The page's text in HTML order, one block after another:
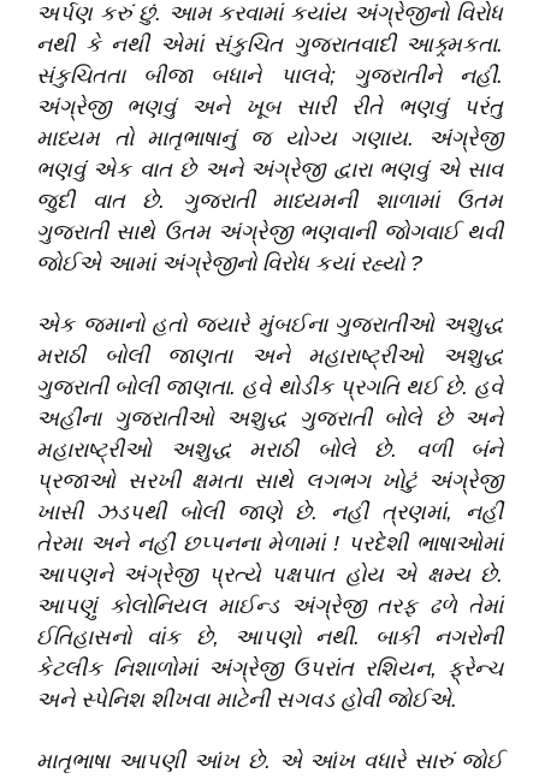
અર્પણ કરું છું. આમ કરવામાં કયાંય અંગ્રેજીનો વિરોધ
નથી કે નથી એમાં સંકુચિત ગુજરાતવાદી આક્ર્મકતા.
સંકુચિતતા બીજા બધાને પાલવે; ગુજરાતીને નહીં.
અંગ્રેજી ભણવું અને ખૂબ સારી રીતે ભણવું પરંતુ
માધ્યમ તો માતૃભાષાનું જ યોગ્ય ગણાય.
અંગ્રેજી
ભણવું એક વાત છે અને અંગ્રેજી દ્વારા ભણવું એ સાવ
જુદી વાત છે.
ગુજરાતી માધ્યમની શાળામાં ઉતમ
ગુજરાતી સાથે ઉતમ અંગ્રેજી ભણવાની જોગવાઈ થવી
જોઈએ આમાં અંગ્રેજીનો વિરોધ કયાં રહ્યો ?
એક જમાનો હતો જયારે મુંબઈના ગુજરાતીઓ અશુદ્ધ
મરાઠી બોલી જાણતા અને મહારાષ્ટ્રીઓ અશુદ્ધ
ગુજરાતી બોલી જાણતા. હવે થોડીક પ્રગતિ થઈ છે. હવે
અહીંના ગુજરાતીઓ અશુદ્ધ ગુજરાતી બોલે છે અને
મહારાષ્ટ્રીઓ અશુદ્ધ મરાઠી બોલે છે.
વળી બંને
પ્રજાઓ સરખી ક્ષમતા સાથે લગભગ ખોટું અંગ્રેજી
ખાસી ઝડપથી બોલી જાણે છે. નહીં ત્રણમાં, નહીં
તેરમા અને નહીં છપ્પનના મેળામાં ! પરદેશી ભાષાઓમાં
આપણને અંગ્રેજી પ્રત્યે પક્ષપાત હોય એ ક્ષમ્ય છે.
આપણું કોલોનિયલ માઈન્ડ અંગ્રેજી તરફ ઢળે તેમાં
ઈતિહાસનો વાંક છે, આપણો નથી. બાકી નગરોની
કેટલીક નિશાળોમાં અંગ્રેજી ઉપરાંત રશિયન, ફ્રેન્ચ
અને સ્પેનિશ શીખવા માટેની સગવડ હોવી જોઈએ.
માતૃભાષા આપણી આંખ છે. એ આંખ વધારે સારું જોઈ